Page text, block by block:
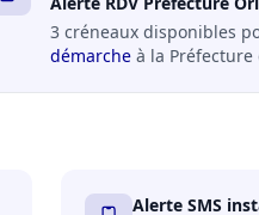
3 créneaux disponibles
démarche à la Préfecture
Alerte SMS